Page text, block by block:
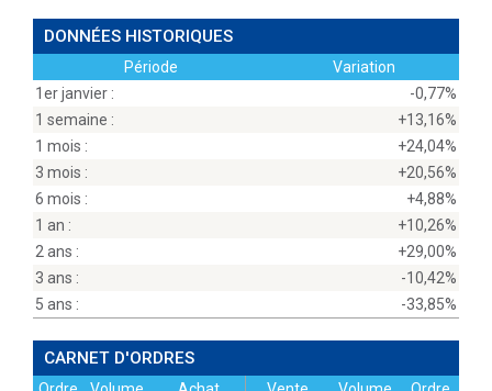
DONNÉES HISTORIQUES
Période
Variation
1er janvier :
-0,77%
1 semaine :
+13,16%
1 mois :
+24,04%
3 mois :
+20,56%
6 mois :
+4,88%
1 an :
+10,26%
2 ans :
+29,00%
3 ans :
-10,42%
5 ans :
-33,85%
CARNET D'ORDRES